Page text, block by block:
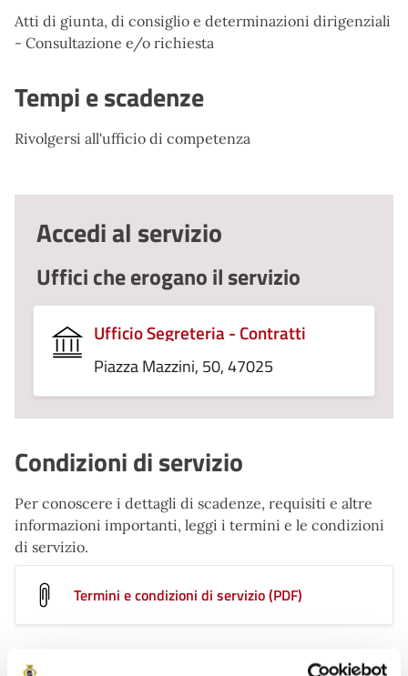
Atti di giunta, di consiglio e determinazioni dirigenziali
- Consultazione e/o richiesta
Tempi e scadenze
Rivolgersi all'ufficio di competenza
Accedi al servizio
Uffici che erogano il servizio
Ufficio Segreteria - Contratti
Piazza Mazzini, 50, 47025
Condizioni di servizio
Per conoscere i dettagli di scadenze, requisiti e altre
informazioni importanti, leggi i termini e le condizioni
di servizio.
Termini e condizioni di servizio (PDF)